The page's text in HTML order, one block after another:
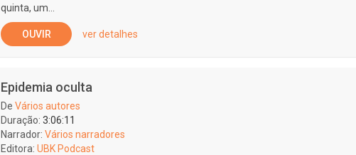
quinta, um...
OUVIR ver detalhes
Epidemia oculta
De Vários autores
Duração: 3:06:11
Narrador: Vários narradores
Editora: UBK Podcast